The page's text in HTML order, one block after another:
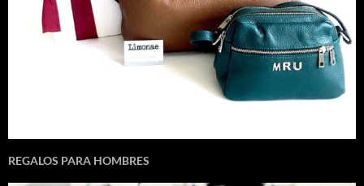
REGALOS PARA HOMBRES